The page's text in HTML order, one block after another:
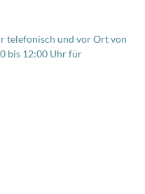
telefonisch und vor Ort von
bis 12:00 Uhr für